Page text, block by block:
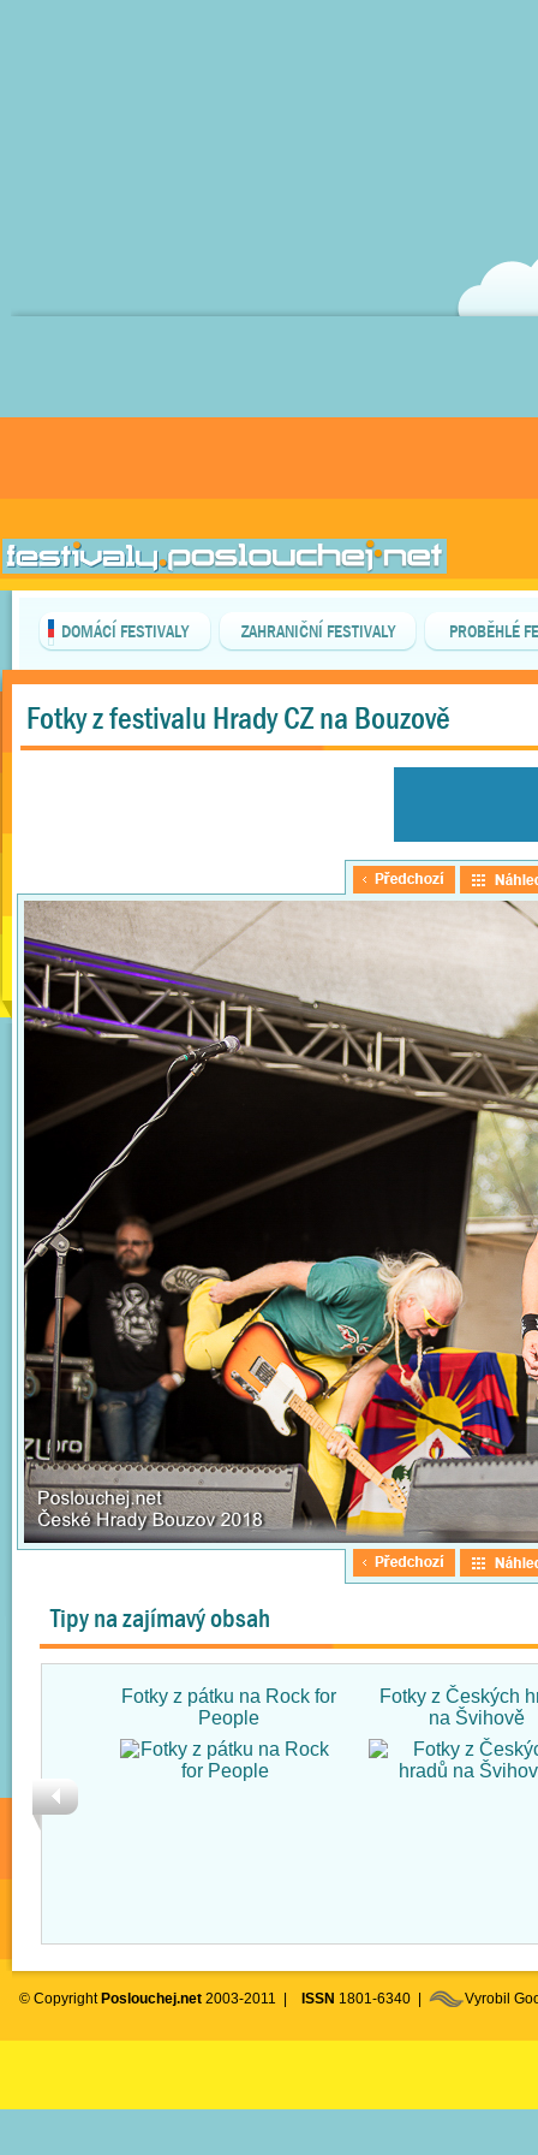
DOMÁCÍ FESTIVALY ZAHRANIČNÍ FESTIVALY PROBĚHLÉ
Fotky z festivalu Hrady CZ na Bouzově
Tipy na zajímavý obsah
Fotky z pátku na Rock for
People
Fotky z Českých
na Švihově
© Copyright Poslouchej.net 2003-2011 | ISSN 1801-6340 | Vyrobil